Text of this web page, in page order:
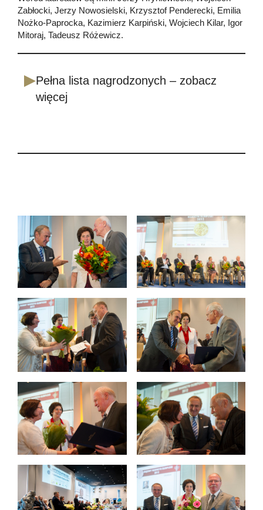
Zabłocki, Jerzy Nowosielski, Krzysztof Penderecki, Emilia
Nożko-Paprocka, Kazimierz Karpiński, Wojciech Kilar, Igor
Mitoraj, Tadeusz Różewicz.
Pełna lista nagrodzonych – zobacz
więcej